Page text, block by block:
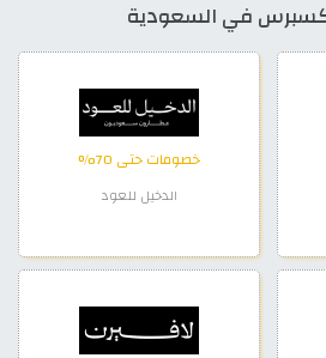
في السعودية
خصومات حتى 70%
الدخيل للعود